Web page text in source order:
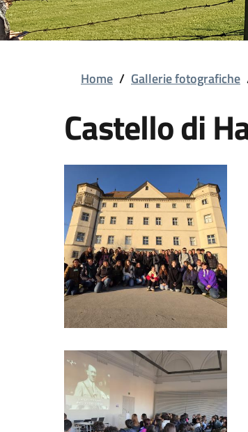
Briciole di
Home / Gallerie fotografiche
Castello di